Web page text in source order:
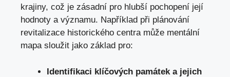
krajiny, což je zásadní pro hlubší pochopení její
hodnoty a významu. Například při plánování
revitalizace historického centra může mentální
mapa sloužit jako základ pro:
Identifikaci klíčových památek a jejich